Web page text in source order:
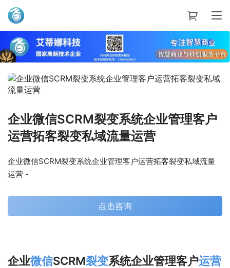
艾蒂娜科技
企业微信SCRM裂变系统企业管理客户
运营拓客裂变私域流量运营
企业微信SCRM裂变系统企业管理客户运营拓客裂变私域流量
运营 -
点击咨询
企业微信SCRM裂变系统企业管理客户运营